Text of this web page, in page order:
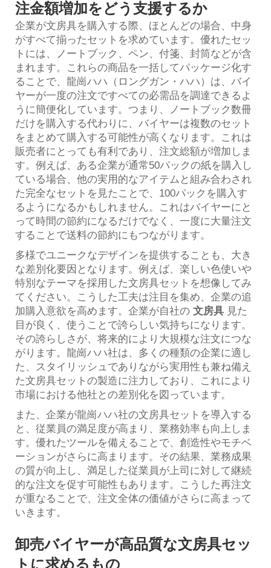
注金額増加をどう支援するか
企業が文房具を購入する際、ほとんどの場合、中身
がすべて揃ったセットを求めています。優れたセッ
トには、ノートブック、ペン、付箋、封筒などが含
まれます。これらの商品を一括してパッケージ化す
ることで、龍崗ハハ（ロングガン・ハハ）は、バイ
ヤーが一度の注文ですべての必需品を調達できるよ
うに簡便化しています。つまり、ノートブック数冊
だけを購入する代わりに、バイヤーは複数のセット
をまとめて購入する可能性が高くなります。これは
販売者にとっても有利であり、注文総額が増加しま
す。例えば、ある企業が通常50パックの紙を購入し
ている場合、他の実用的なアイテムと組み合わされ
た完全なセットを見たことで、100パックを購入す
るようになるかもしれません。これはバイヤーにと
って時間の節約になるだけでなく、一度に大量注文
することで送料の節約にもつながります。
多様でユニークなデザインを提供することも、大き
な差別化要因となります。例えば、楽しい色使いや
特別なテーマを採用した文房具セットを想像してみ
てください。こうした工夫は注目を集め、企業の追
加購入意欲を高めます。企業が自社の 文房具 見た
目が良く、使うことで誇らしい気持ちになります。
その誇らしさが、将来的により大規模な注文につな
がります。龍崗ハハ社は、多くの種類の企業に適し
た、スタイリッシュでありながら実用性も兼ね備え
た文房具セットの製造に注力しており、これにより
市場における他社との差別化を図っています。
また、企業が龍崗ハハ社の文房具セットを導入する
と、従業員の満足度が高まり、業務効率も向上しま
す。優れたツールを備えることで、創造性やモチベ
ーションがさらに高まります。その結果、業務成果
の質が向上し、満足した従業員が上司に対して継続
的な注文を促す可能性もあります。こうした再注文
が重なることで、注文全体の価値がさらに高まって
いきます。
卸売バイヤーが高品質な文房具セッ
トに求めるもの